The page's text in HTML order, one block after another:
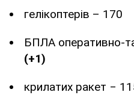
гелікоптерів – 170
БПЛА оперативно-
(+1)
крилатих ракет ‒